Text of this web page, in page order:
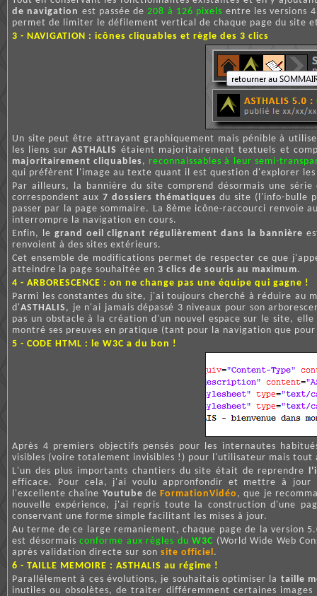
de navigation est passée de208 à 126 pixels entre les versions
permet de limiter le défilement vertical de chaque page du site
3 - NAVIGATION : icônes cliquables et règle des 3 clics
Un site peut être attrayant graphiquement mais pénible à
les liens surASTHALIS étaient majoritairement textuels et
majoritairement cliquables , reconnaissables à leur semi-
qui préfèrent l'image au texte quant il est question d'explorer
Par ailleurs, la bannière du site comprend désormais une série
correspondent aux 7 dossiers thématiques du site (l'info-bulle
passer par la page sommaire. La 8ème icône-raccourci renvoie
interrompre la navigation en cours.
Enfin, le grand oeil clignant régulièrement dans la bannière
renvoient à des sites extérieurs.
Cet ensemble de modifications permet de respecter ce que
atteindre la page souhaitée en 3 clics de souris au maximum.
4 - ARBORESCENCE : on ne change pas une équipe qui gagne !
Parmi les constantes du site, j'ai toujours cherché à réduire au
d'ASTHALIS , je n'ai jamais dépassé 3 niveaux pour son
pas un obstacle à la création d'un nouvel espace sur le site,
montré ses preuves en pratique (tant pour la navigation que
5 - CODE HTML : le W3C a du bon !
Après 4 premiers objectifs pensés pour les internautes
visibles (voire totalement invisibles !) pour l'utilisateur mais tout
L'un des plus importants chantiers du site était de reprendre
efficace. Pour cela, j'ai voulu appronfondir et mettre à jour
l'excellente chaîne Youtube de FormationVidéo , que je
nouvelle expérience, j'ai repris toute la construction d'une
conservant une forme simple facilitant les mises à jour.
Au terme de ce large remaniement, chaque page de la version
est désormais conforme aux règles du W3C (World Wide Web
après validation directe sur son site officiel.
6 - TAILLE MEMOIRE : ASTHALIS au régime !
Parallèlement à ces évolutions, je souhaitais optimiser la taille
inutiles ou obsolètes, de traiter différemment certaines